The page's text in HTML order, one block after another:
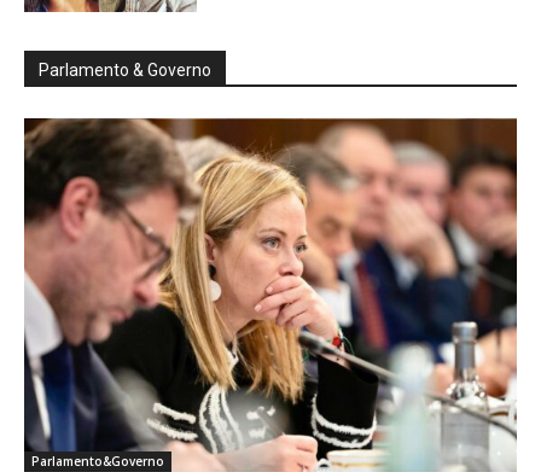
Parlamento & Governo
Parlamento&Governo